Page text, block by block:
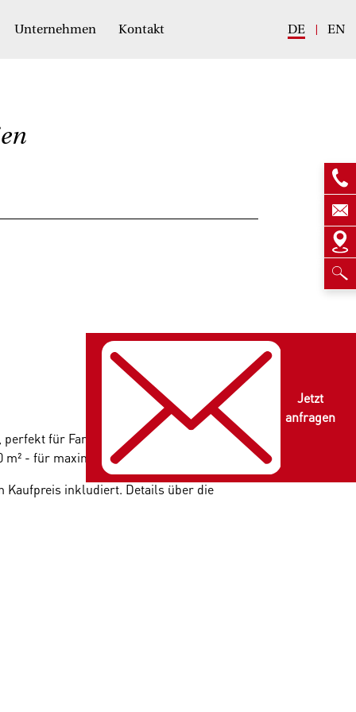
Unternehmen Kontakt DE EN
, perfekt für Familien, Paare und Singles. Die
- für maximalen Wohnkomfort.
Kaufpreis inkludiert. Details über die
Jetzt
anfragen